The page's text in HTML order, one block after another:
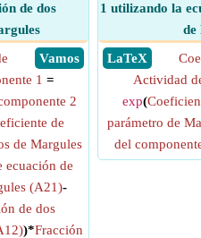
de dos
​ Vamos
1 =
2
de
de Margules
ecuación de
(A21)-
de dos
)*Fracción
1 utilizando la
de
​ LaTeX
Actividad
exp(
parámetro de
del